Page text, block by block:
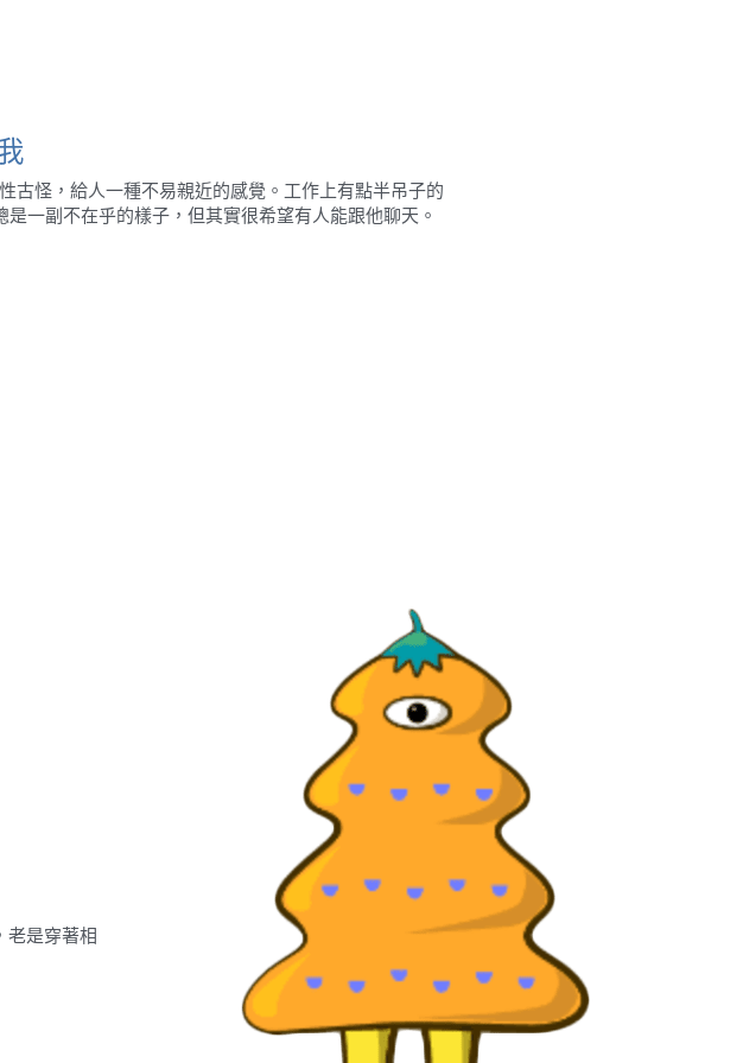
古怪，給人一種不易親近的感覺。工作上有點半吊子的
一副不在乎的樣子，但其實很希望有人能跟他聊天。
老是穿著相